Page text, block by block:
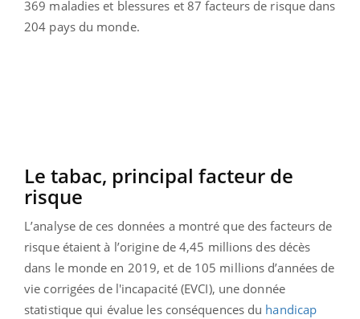
369 maladies et blessures et 87 facteurs de risque dans
204 pays du monde.
Le tabac, principal facteur de
risque
L’analyse de ces données a montré que des facteurs de
risque étaient à l’origine de 4,45 millions des décès
dans le monde en 2019, et de 105 millions d’années de
vie corrigées de l'incapacité (EVCI), une donnée
statistique qui évalue les conséquences du handicap